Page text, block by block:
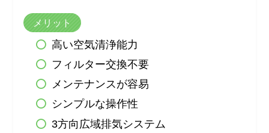
メリット
高い空気清浄能力
フィルター交換不要
メンテナンスが容易
シンプルな操作性
3方向広域排気システム